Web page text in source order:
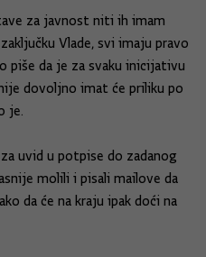
za javnost niti ih imam
Vlade, svi imaju pravo
piše da je za svaku inicijativu
dovoljno imat će priliku po
je.
uvid u potpise do zadanog
molili i pisali mailove da
da će na kraju ipak doći na